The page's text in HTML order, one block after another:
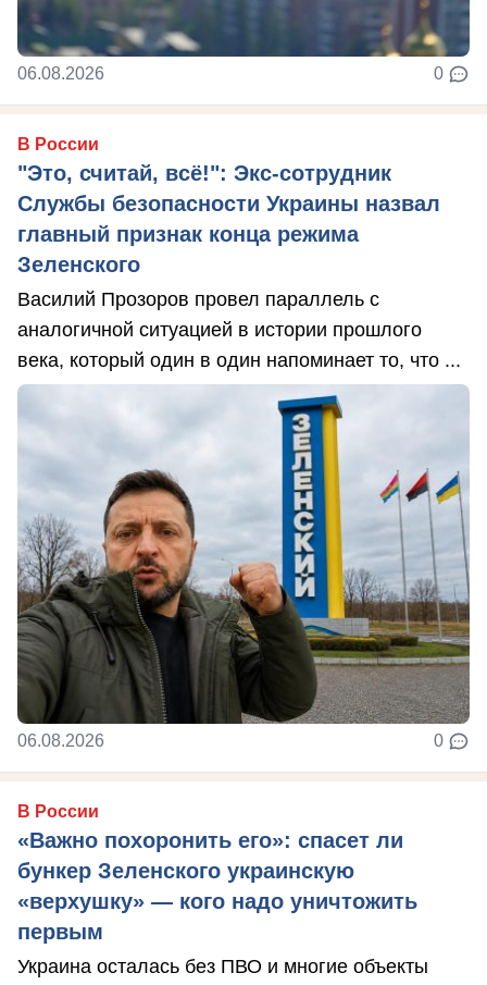
06.08.2026 0
В России
"Это, считай, всё!": Экс-сотрудник
Службы безопасности Украины назвал
главный признак конца режима
Зеленского
Василий Прозоров провел параллель с
аналогичной ситуацией в истории прошлого
века, который один в один напоминает то, что ...
06.08.2026 0
В России
«Важно похоронить его»: спасет ли
бункер Зеленского украинскую
«верхушку» — кого надо уничтожить
первым
Украина осталась без ПВО и многие объекты